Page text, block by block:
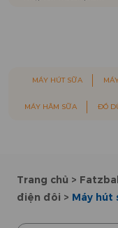
MÁY HÚT SỮA
MÁY HÂM SỮA ĐỒ
Trang chủ >
điện đôi > Máy hút